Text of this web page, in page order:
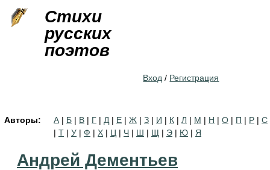
Стихи
русских
поэтов
Вход / Регистрация
Авторы: А | Б | В | Г | Д | Е | Ж | З | И | К | Л | М | Н | О | П | Р | С
| Т | У | Ф | Х | Ц | Ч | Ш | Щ | Э | Ю | Я
Андрей Дементьев